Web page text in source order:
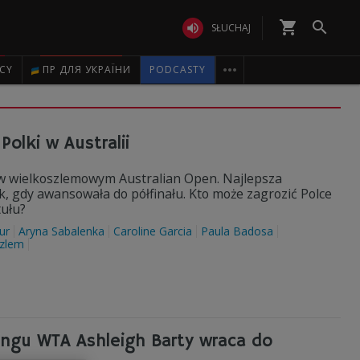
 SŁUCHAJ shopping_cart 
ПР ДЛЯ УКРАЇНИ PODCASTY 
w Australii
wielkoszlemowym Australian Open. Najlepsza
awansowała do półfinału. Kto może zagrozić Polce
Aryna Sabalenka Caroline Garcia
Paula Badosa
WTA Ashleigh Barty wraca do